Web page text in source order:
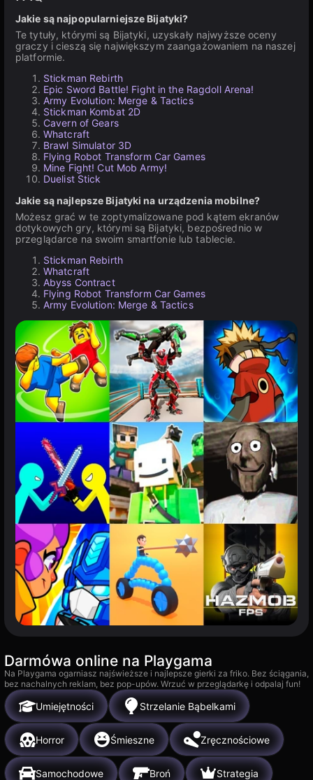
Jakie są najpopularniejsze Bijatyki?
Te tytuły, którymi są Bijatyki, uzyskały najwyższe oceny
graczy i cieszą się największym zaangażowaniem na naszej
platformie.
Stickman Rebirth
Epic Sword Battle! Fight in the Ragdoll Arena!
Army Evolution: Merge & Tactics
Stickman Kombat 2D
Cavern of Gears
Whatcraft
Brawl Simulator 3D
Flying Robot Transform Car Games
Mine Fight! Cut Mob Army!
Duelist Stick
Jakie są najlepsze Bijatyki na urządzenia mobilne?
Możesz grać w te zoptymalizowane pod kątem ekranów
dotykowych gry, którymi są Bijatyki, bezpośrednio w
przeglądarce na swoim smartfonie lub tablecie.
Stickman Rebirth
Whatcraft
Abyss Contract
Flying Robot Transform Car Games
Army Evolution: Merge & Tactics
Darmówa online na Playgama
Na Playgama ogarniasz najświeższe i najlepsze gierki za friko. Bez ściągania,
bez nachalnych reklam, bez pop-upów. Wrzuć w przeglądarkę i odpalaj fun!
Umiejętności Strzelanie Bąbelkami
Horror Śmieszne Zręcznościowe
Samochodowe Broń Strategia